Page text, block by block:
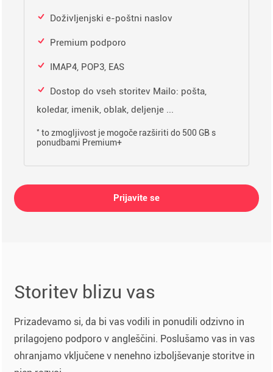
Doživljenjski e-poštni naslov
Premium podporo
IMAP4, POP3, EAS
Dostop do vseh storitev Mailo: pošta,
koledar, imenik, oblak, deljenje ...
* to zmogljivost je mogoče razširiti do 500 GB s
ponudbami Premium+
Prijavite se
Storitev blizu vas
Prizadevamo si, da bi vas vodili in ponudili odzivno in
prilagojeno podporo v angleščini. Poslušamo vas in vas
ohranjamo vključene v nenehno izboljševanje storitve in